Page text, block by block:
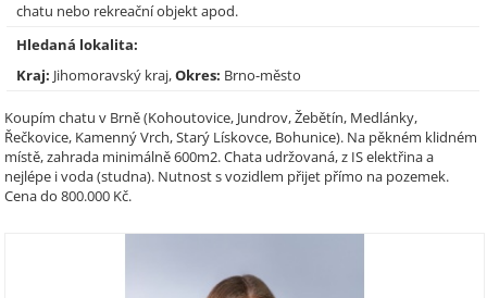
chatu nebo rekreační objekt apod.
Hledaná lokalita:
Kraj: Jihomoravský kraj,Okres: Brno-město
Koupím chatu v Brně (Kohoutovice, Jundrov, Žebětín, Medlánky,
Řečkovice, Kamenný Vrch, Starý Lískovce, Bohunice). Na pěkném klidném
místě, zahrada minimálně 600m2. Chata udržovaná, z IS elektřina a
nejlépe i voda (studna). Nutnost s vozidlem přijet přímo na pozemek.
Cena do 800.000 Kč.